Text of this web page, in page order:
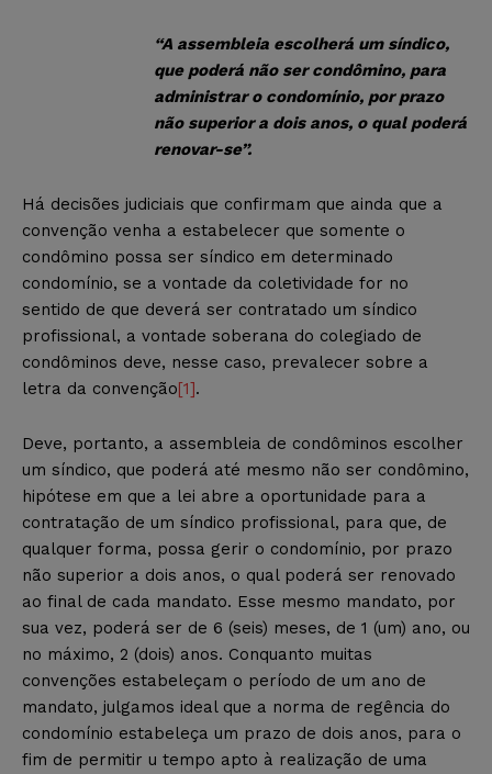
“A assembleia escolherá um síndico,
que poderá não ser condômino, para
administrar o condomínio, por prazo
não superior a dois anos, o qual poderá
renovar-se”.
Há decisões judiciais que confirmam que ainda que a
convenção venha a estabelecer que somente o
condômino possa ser síndico em determinado
condomínio, se a vontade da coletividade for no
sentido de que deverá ser contratado um síndico
profissional, a vontade soberana do colegiado de
condôminos deve, nesse caso, prevalecer sobre a
letra da convenção[1].
Deve, portanto, a assembleia de condôminos escolher
um síndico, que poderá até mesmo não ser condômino,
hipótese em que a lei abre a oportunidade para a
contratação de um síndico profissional, para que, de
qualquer forma, possa gerir o condomínio, por prazo
não superior a dois anos, o qual poderá ser renovado
ao final de cada mandato. Esse mesmo mandato, por
sua vez, poderá ser de 6 (seis) meses, de 1 (um) ano, ou
no máximo, 2 (dois) anos. Conquanto muitas
convenções estabeleçam o período de um ano de
mandato, julgamos ideal que a norma de regência do
condomínio estabeleça um prazo de dois anos, para o
fim de permitir u tempo apto à realização de uma